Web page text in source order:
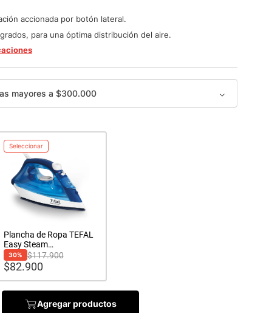
accionada por botón lateral.
para una óptima distribución del aire.
mayores a $300.000
Seleccionar
Plancha de Ropa TEFAL
Easy Steam
antiadherente azul
30% $117.900
$82.900
Agregar productos